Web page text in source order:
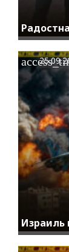
Израиль